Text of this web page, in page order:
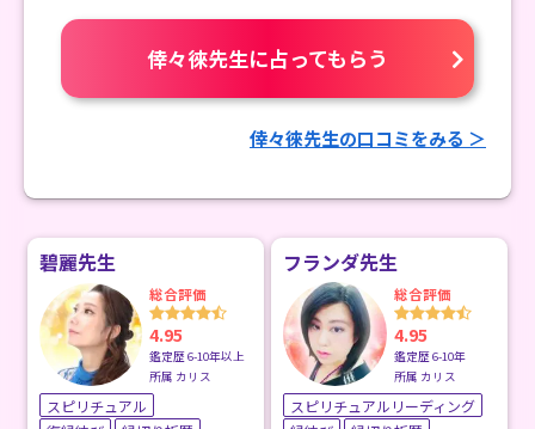
倖々徠先生に占ってもらう
倖々徠先生の口コミをみる ＞
碧麗先生
総合評価
4.95
鑑定歴 6-10年以上
所属 カリス
スピリチュアル
フランダ先生
総合評価
4.95
鑑定歴 6-10年
所属 カリス
スピリチュアルリーディング